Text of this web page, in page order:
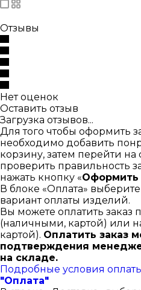
Отзывы
Нет оценок
Оставить отзыв
Загрузка отзывов...
Для того чтобы оформить
необходимо добавить
корзину, затем перейти на
проверить правильность
нажать кнопку «Оформить
В блоке «Оплата»
вариант оплаты изделий.
Вы можете оплатить заказ
(наличными, картой) или
картой). Оплатить заказ
подтверждения
на складе.
Подробные условия
"Оплата"